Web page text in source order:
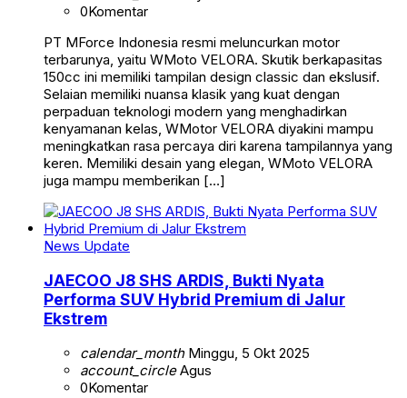
0Komentar
PT MForce Indonesia resmi meluncurkan motor
terbarunya, yaitu WMoto VELORA. Skutik berkapasitas
150cc ini memiliki tampilan design classic dan ekslusif.
Selaian memiliki nuansa klasik yang kuat dengan
perpaduan teknologi modern yang menghadirkan
kenyamanan kelas, WMotor VELORA diyakini mampu
meningkatkan rasa percaya diri karena tampilannya yang
keren. Memiliki desain yang elegan, WMoto VELORA
juga mampu memberikan […]
News Update
JAECOO J8 SHS ARDIS, Bukti Nyata
Performa SUV Hybrid Premium di Jalur
Ekstrem
calendar_monthMinggu, 5 Okt 2025
account_circleAgus
0Komentar